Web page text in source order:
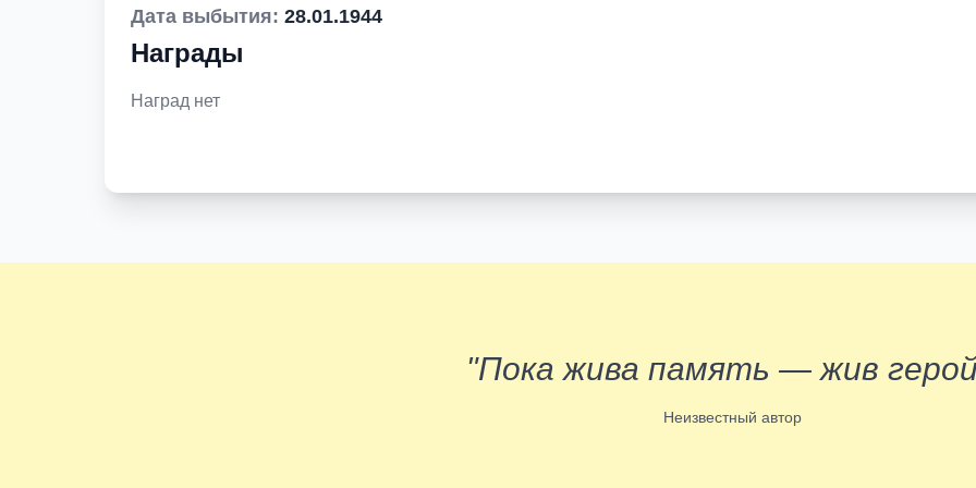
Дата выбытия: 28.01.1944
Награды
Наград нет
"Пока жива память — жив
Неизвестный автор